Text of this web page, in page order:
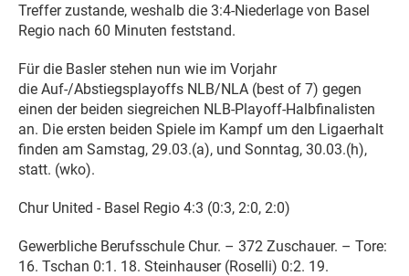
Treffer zustande, weshalb die 3:4-Niederlage von Basel
Regio nach 60 Minuten feststand.
Für die Basler stehen nun wie im Vorjahr
die Auf-/Abstiegsplayoffs NLB/NLA (best of 7) gegen
einen der beiden siegreichen NLB-Playoff-Halbfinalisten
an. Die ersten beiden Spiele im Kampf um den Ligaerhalt
finden am Samstag, 29.03.(a), und Sonntag, 30.03.(h),
statt. (wko).
Chur United - Basel Regio 4:3 (0:3, 2:0, 2:0)
Gewerbliche Berufsschule Chur. – 372 Zuschauer. – Tore:
16. Tschan 0:1. 18. Steinhauser (Roselli) 0:2. 19.